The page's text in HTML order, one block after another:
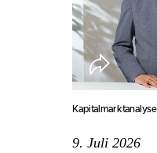
Kapitalmarktanalyse
9. Juli 2026